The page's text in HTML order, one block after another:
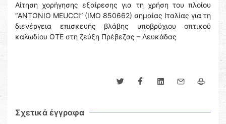
Αίτηση χορήγησης εξαίρεσης για τη χρήση του πλοίου
“ANTONIO MEUCCI” (IMO 850662) σημαίας Ιταλίας για τη
διενέργεια επισκευής βλάβης υποβρύχιου οπτικού
καλωδίου ΟΤΕ στη ζεύξη Πρέβεζας – Λευκάδας
Σχετικά έγγραφα